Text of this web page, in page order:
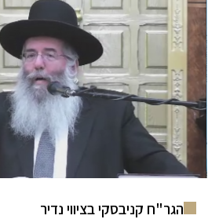
הגר"ח קניבסקי בציווי נדיר